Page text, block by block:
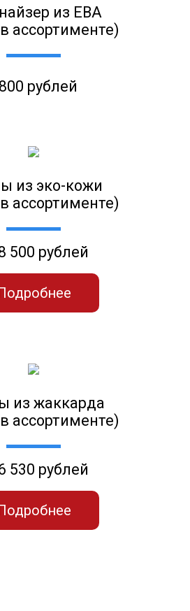
из ЕВА
ассортименте)
рублей
из эко-кожи
ассортименте)
500 рублей
из жаккарда
ассортименте)
530 рублей